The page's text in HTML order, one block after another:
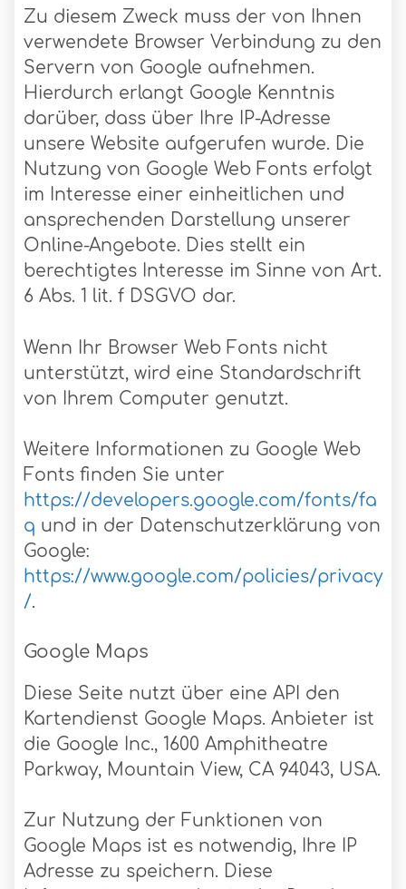
Zu diesem Zweck muss der von Ihnen
verwendete Browser Verbindung zu den
Servern von Google aufnehmen.
Hierdurch erlangt Google Kenntnis
darüber, dass über Ihre IP-Adresse
unsere Website aufgerufen wurde. Die
Nutzung von Google Web Fonts erfolgt
im Interesse einer einheitlichen und
ansprechenden Darstellung unserer
Online-Angebote. Dies stellt ein
berechtigtes Interesse im Sinne von Art.
6 Abs. 1 lit. f DSGVO dar.
Wenn Ihr Browser Web Fonts nicht
unterstützt, wird eine Standardschrift
von Ihrem Computer genutzt.
Weitere Informationen zu Google Web
Fonts finden Sie unter
https://developers.google.com/fonts/fa
q und in der Datenschutzerklärung von
Google:
https://www.google.com/policies/privacy
/.
Google Maps
Diese Seite nutzt über eine API den
Kartendienst Google Maps. Anbieter ist
die Google Inc., 1600 Amphitheatre
Parkway, Mountain View, CA 94043, USA.
Zur Nutzung der Funktionen von
Google Maps ist es notwendig, Ihre IP
Adresse zu speichern. Diese